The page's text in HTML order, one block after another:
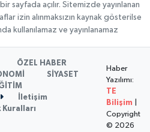
sayfada açılır. Sitemizde yayınlanan
izin alınmaksızın kaynak gösterilse
kullanılamaz ve yayınlanamaz
ÖZEL HABER
SİYASET
İletişim
Kuralları
Haber
Yazılımı:
TE
Bilişim
Copyright
© 2026